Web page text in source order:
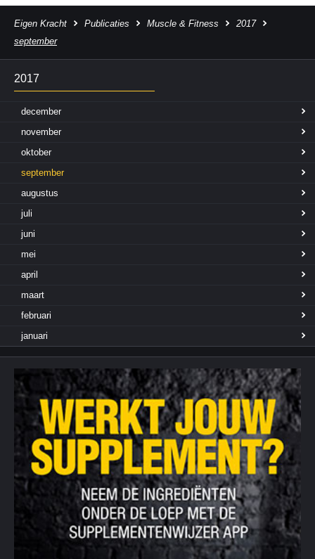
Eigen Kracht Publicaties Muscle & Fitness
2017
september
2017
december
november
oktober
september
augustus
juli
juni
mei
april
maart
februari
januari